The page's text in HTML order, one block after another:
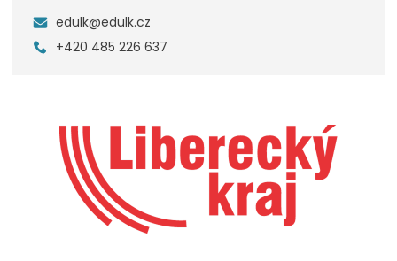
edulk@edulk.cz
+420 485 226 637